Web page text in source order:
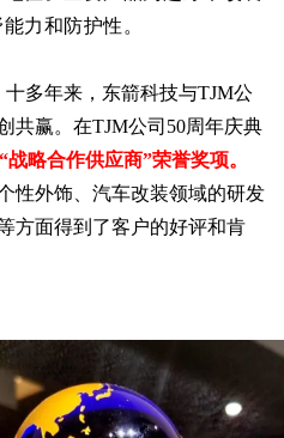
力和防护性 。
多年来，东箭科技与TJM公
共赢。在TJM公司50周年庆典
略合作供应商”荣誉奖项。
性外饰、汽车改装领域的研发
方面得到了客户的好评和肯